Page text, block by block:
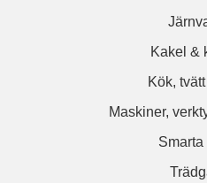
Kakel &
Kök,
Maskiner,
Smarta